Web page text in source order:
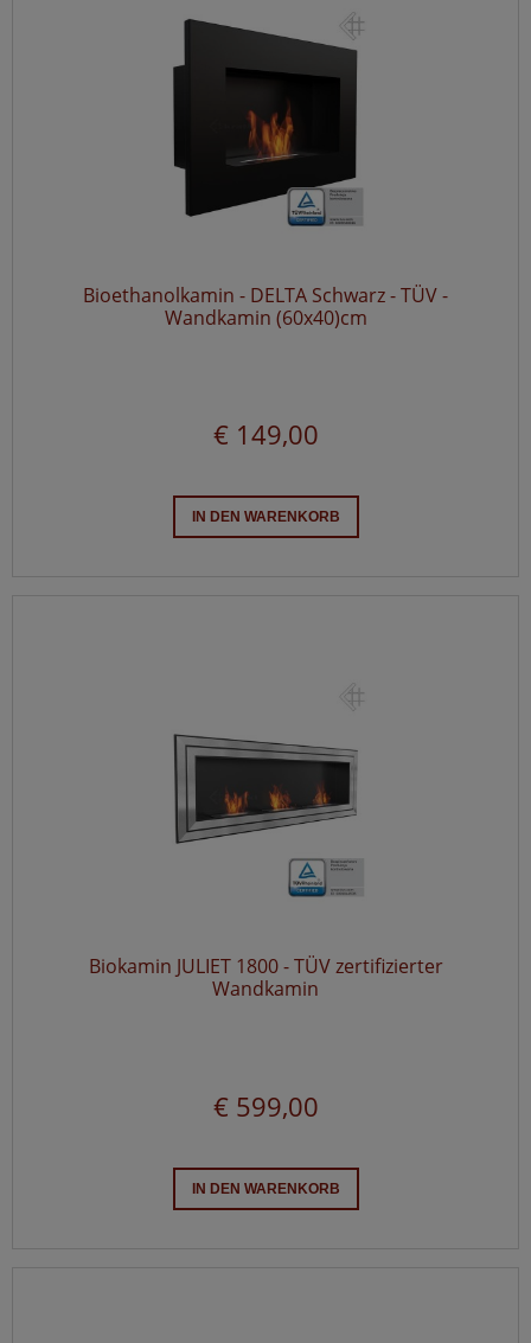
Bioethanolkamin - DELTA Schwarz - TÜV -
Wandkamin (60x40)cm
€ 149,00
IN DEN WARENKORB
Biokamin JULIET 1800 - TÜV zertifizierter
Wandkamin
€ 599,00
IN DEN WARENKORB